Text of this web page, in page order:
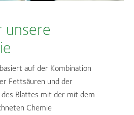
auf der Kombination
Fettsäuren und der
Blattes mit der mit dem
Chemie